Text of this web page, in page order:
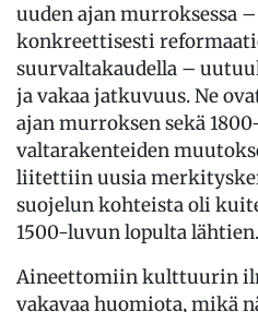
uuden ajan murroksessa –
konkreettisesti
suurvaltakaudella –
ja vakaa jatkuvuus. Ne
ajan murroksen sekä
valtarakenteiden
liitettiin uusia
suojelun kohteista oli
1500-luvun lopulta lähtien.
Aineettomiin kulttuurin
vakavaa huomiota, mikä